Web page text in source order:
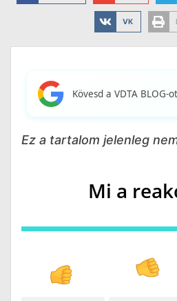
VK
Kövesd a VDTA BLOG-
Ez a tartalom jelenleg
Mi a